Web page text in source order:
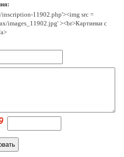
11902.php'><img src =
images_11902.jpg' ><br>Картинки с